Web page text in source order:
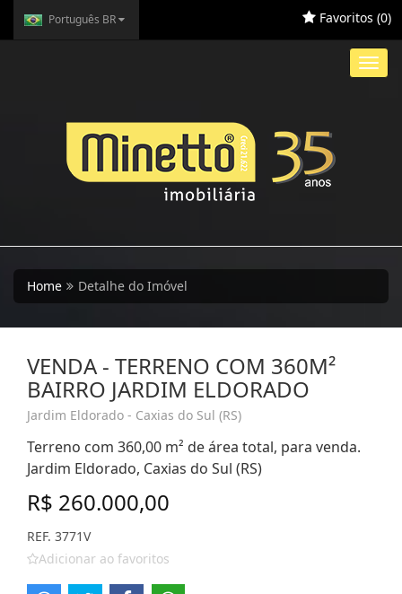
Português BR Favoritos (0)
Home Detalhe do Imóvel
VENDA - TERRENO COM 360M²
BAIRRO JARDIM ELDORADO
Jardim Eldorado - Caxias do Sul (RS)
Terreno com 360,00 m² de área total, para venda.
Jardim Eldorado, Caxias do Sul (RS)
R$ 260.000,00
REF. 3771V
Adicionar ao favoritos